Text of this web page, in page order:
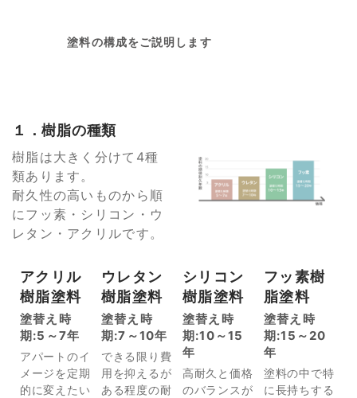
塗料の構成をご説明します
１．樹脂の種類
樹脂は大きく分けて4種
類あります。
耐久性の高いものから順
にフッ素・シリコン・ウ
レタン・アクリルです。
アクリル
樹脂塗料
塗替え時
期:5～7年
アパートのイ
メージを定期
的に変えたい
ウレタン
樹脂塗料
塗替え時
期:7～10年
できる限り費
用を抑えるが
ある程度の耐
シリコン
樹脂塗料
塗替え時
期:10～15
年
高耐久と価格
のバランスが
フッ素樹
脂塗料
塗替え時
期:15～20
年
塗料の中で特
に長持ちする